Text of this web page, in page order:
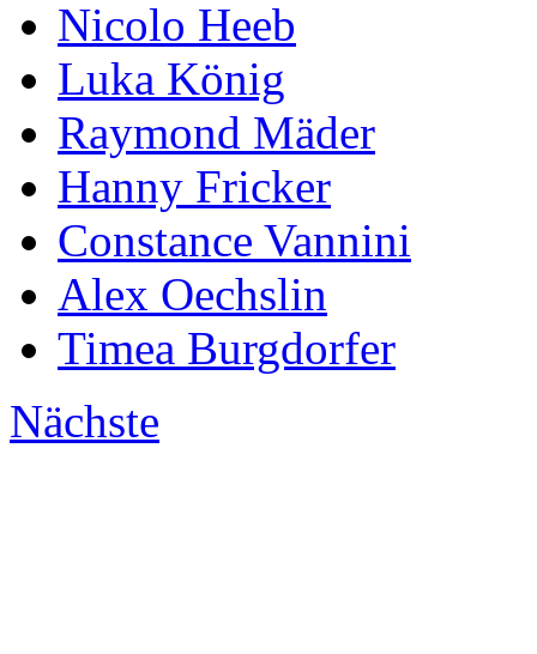
Nicolo Heeb
Luka König
Raymond Mäder
Hanny Fricker
Constance Vannini
Alex Oechslin
Timea Burgdorfer
Nächste